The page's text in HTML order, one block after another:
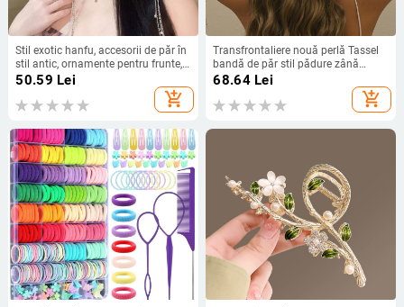
Stil exotic hanfu, accesorii de păr în
stil antic, ornamente pentru frunte,
pandantiv pentru sprâncene, lanț
pentru frunte, Hanfu, fluture, floare,
agrafă de păr, ornamente pentru
50.59 Lei
add_shopping_cart
Transfrontaliere nouă perlă Tassel
bandă de păr stil pădure zână
decupat accesorii de păr banchet
68.64Lei
add_shopping_cart